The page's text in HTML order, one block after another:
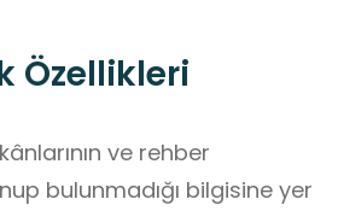
Özellikleri
ve rehber
bulunmadığı bilgisine yer